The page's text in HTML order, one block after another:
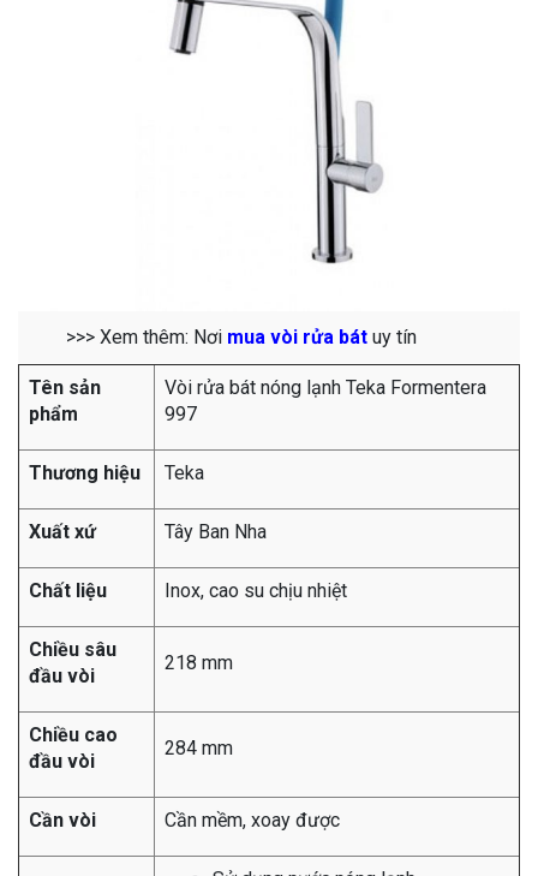
>>> Xem thêm: Nơi mua vòi rửa bát uy tín
Tên sản
phẩm
Vòi rửa bát nóng lạnh Teka Formentera
997
Thương hiệu Teka
Xuất xứ Tây Ban Nha
Chất liệu Inox, cao su chịu nhiệt
Chiều sâu
đầu vòi
218 mm
Chiều cao
đầu vòi
284 mm
Cần vòi Cần mềm, xoay được